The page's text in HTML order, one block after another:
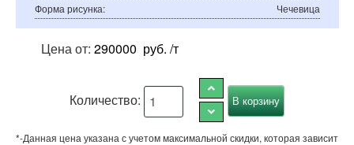
Форма рисунка: Чечевица
Цена от: 290000 руб. /т
Количество:
*-Данная цена указана с учетом максимальной скидки, которая зависит